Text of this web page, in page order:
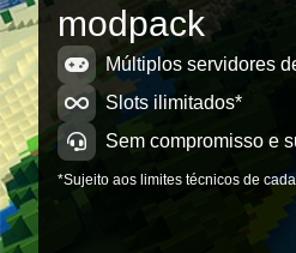
modpack
Múltiplos servidores
Slots ilimitados*
Sem compromisso e
*Sujeito aos limites técnicos de